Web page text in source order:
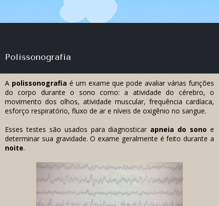
Polissonografia
A polissonografia é um exame que pode avaliar várias funções
do corpo durante o sono como: a atividade do cérebro, o
movimento dos olhos, atividade muscular, frequência cardíaca,
esforço respiratório, fluxo de ar e níveis de oxigênio no sangue.
Esses testes são usados para diagnosticar apneia do sono e
determinar sua gravidade. O exame geralmente é feito durante a
noite.